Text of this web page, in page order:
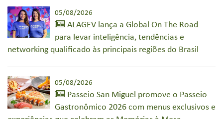
05/08/2026
ALAGEV lança a Global On The Road
para levar inteligência, tendências e
networking qualificado às principais regiões do Brasil
05/08/2026
Passeio San Miguel promove o Passeio
Gastronômico 2026 com menus exclusivos e